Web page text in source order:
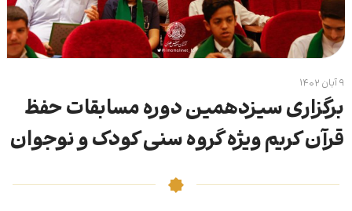
۹ آبان ۱۴۰۲
برگزاری سیزدهمین دوره مسابقات حفظ
قرآن کریم ویژه گروه سنی کودک و نوجوان